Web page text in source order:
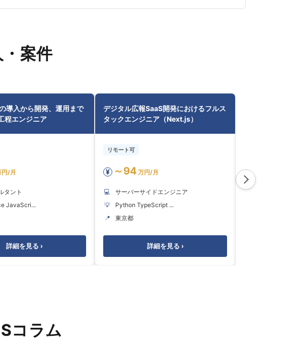
案件
導入から開発、運用まで
程エンジニア
円/月
タント
JavaScri...
詳細を見る ›
デジタル広報SaaS開発におけるフルス
タックエンジニア（Next.js）
リモート可
¥ ～94 万円/月
💻
サーバーサイドエンジニア
💡
Python TypeScript ...
📍
東京都
詳細を見る ›
¥
💻
コラム